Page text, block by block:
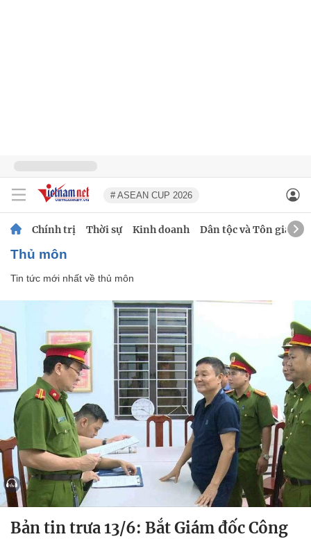
# ASEAN CUP 2026
Chính trị Thời sự Kinh doanh Dân tộc và Tôn giáo
thủ môn
Tin tức mới nhất về thủ môn
Bản tin trưa 13/6: Bắt Giám đốc Công